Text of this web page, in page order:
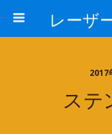
2017
ス